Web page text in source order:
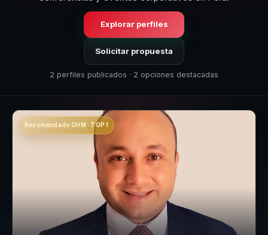
Explorar perfiles
Solicitar propuesta
2 perfiles publicados · 2 opciones destacadas
Recomendado CHM · TOP 1